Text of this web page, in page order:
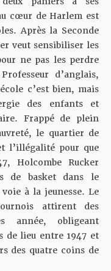
cœur de Harlem est
Après la Seconde
veut sensibiliser les
ne pas les perdre
d’anglais,
c’est bien, mais
des enfants et
Frappé de plein
le quartier de
l’illégalité pour que
Holcombe Rucker
de basket dans le
à la jeunesse. Le
attirent des
année, obligeant
de lieu entre 1947 et
des quatre coins de